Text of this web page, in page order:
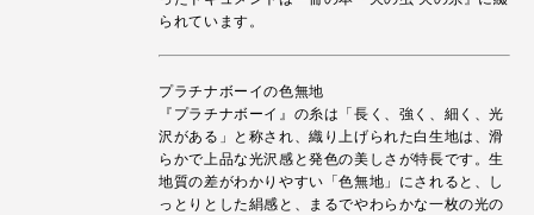
られています。
プラチナボーイの色無地
『プラチナボーイ』の糸は「長く、強く、細く、光
沢がある」と称され、織り上げられた白生地は、滑
らかで上品な光沢感と発色の美しさが特長です。生
地質の差がわかりやすい「色無地」にされると、し
っとりとした絹感と、まるでやわらかな一枚の光の